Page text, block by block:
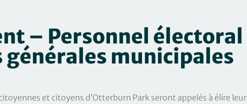
– Personnel électoral
générales municipales
et citoyens d’Otterburn Park seront appelés à élire leur